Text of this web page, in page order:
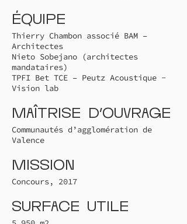
Équipe
Thierry Chambon associé BAM –
Architectes
Nieto Sobejano (architectes
mandataires)
TPFI Bet TCE – Peutz Acoustique -
Vision lab
Maîtrise d'ouvrage
Communautés d’agglomération de
Valence
Mission
Concours, 2017
Surface utile